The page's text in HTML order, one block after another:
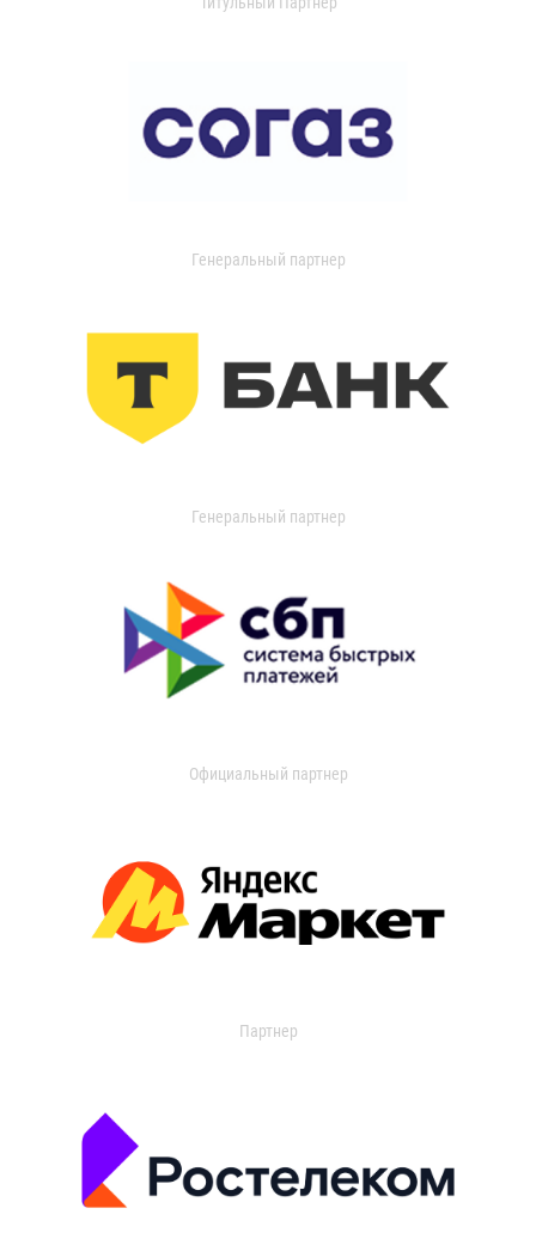
Генеральный партнер
Генеральный партнер
Официальный партнер
Партнер